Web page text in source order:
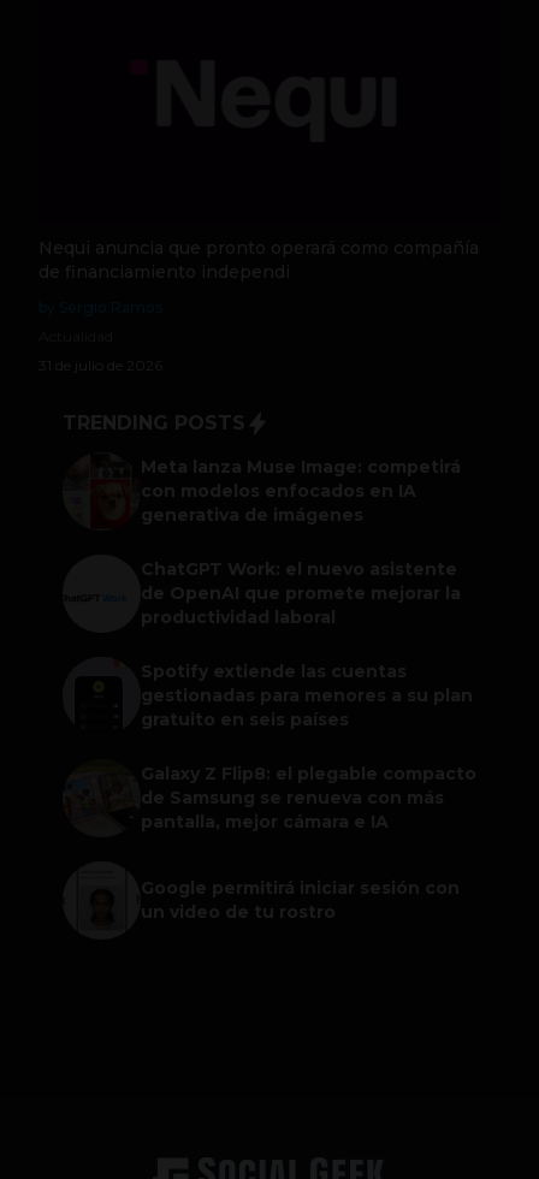
Nequi anuncia que pronto operará como compañía
de financiamiento independi
31 de julio de 2026
TRENDING POSTS
Meta lanza Muse Image: competirá
con modelos enfocados en IA
generativa de imágenes
ChatGPT Work: el nuevo asistente
de OpenAI que promete mejorar la
productividad laboral
Spotify extiende las cuentas
gestionadas para menores a su plan
gratuito en seis países
Galaxy Z Flip8: el plegable compacto
de Samsung se renueva con más
pantalla, mejor cámara e IA
Google permitirá iniciar sesión con
un video de tu rostro